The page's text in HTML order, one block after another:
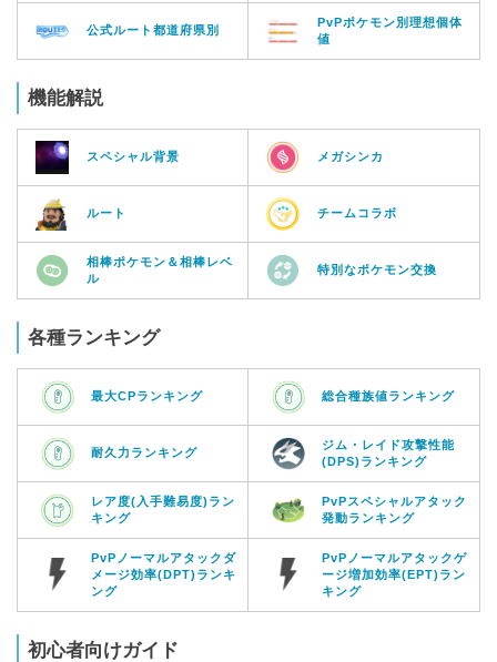
公式ルート都道府県別
PvPポケモン別理想個体
値
機能解説
スペシャル背景 メガシンカ
ルート チームコラボ
相棒ポケモン＆相棒レベ
ル
特別なポケモン交換
各種ランキング
最大CPランキング 総合種族値ランキング
耐久力ランキング
ジム・レイド攻撃性能
(DPS)ランキング
レア度(入手難易度)ラン
キング
PvPスペシャルアタック
発動ランキング
PvPノーマルアタックダ
メージ効率(DPT)ランキ
ング
PvPノーマルアタックゲ
ージ増加効率(EPT)ラン
キング
初心者向けガイド